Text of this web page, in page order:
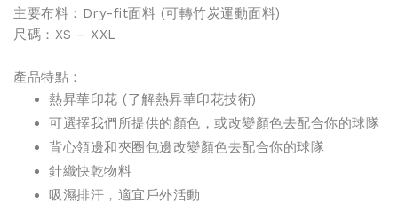
主要布料：Dry-fit面料 (可轉竹炭運動面料)
尺碼：XS – XXL
產品特點：
熱昇華印花 (了解熱昇華印花技術)
可選擇我們所提供的顏色，或改變顏色去配合你的球隊
背心領邊和夾圈包邊改變顏色去配合你的球隊
針織快乾物料
吸濕排汗，適宜戶外活動